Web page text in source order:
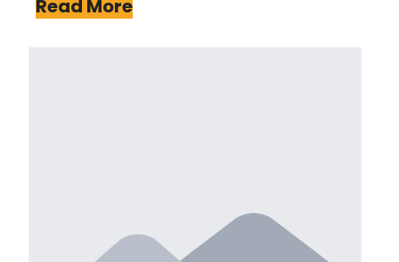
Read More